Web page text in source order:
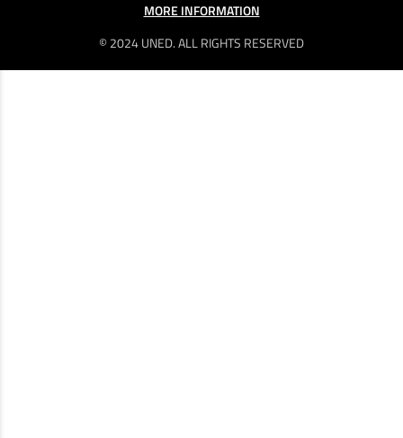
© 2024 UNED. ALL RIGHTS RESERVED
MORE INFORMATION